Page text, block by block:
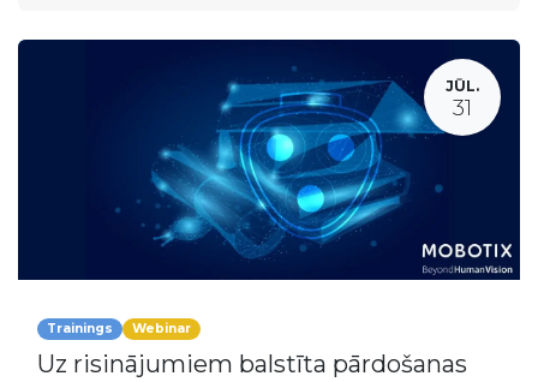
JŪL.
31
Trainings Webinar
Uz risinājumiem balstīta pārdošanas